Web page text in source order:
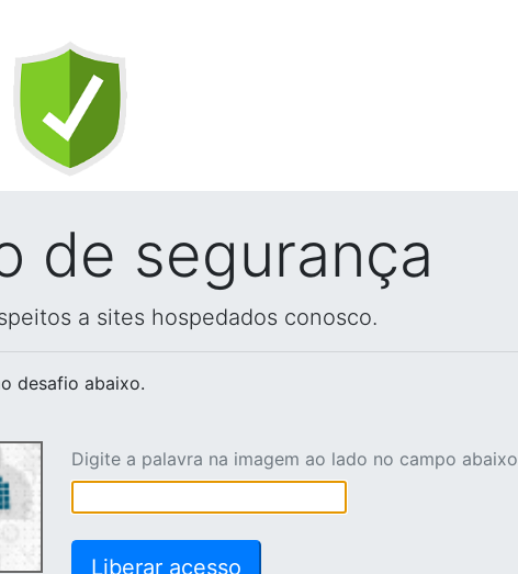
de segurança
a sites hospedados conosco.
desafio abaixo.
Digite a palavra na imagem ao lado no campo abaixo